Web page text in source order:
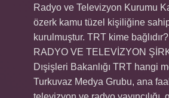
Radyo ve Televizyon Kurumu
özerk kamu tüzel kişiliğine
kurulmuştur. TRT kime
RADYO VE TELEVİZYON
Dışişleri Bakanlığı TRT hangi
Turkuvaz Medya Grubu, ana